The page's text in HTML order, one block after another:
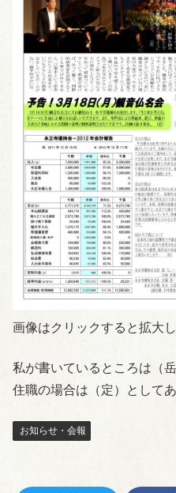
画像はクリックすると拡大し
私が書いているところは（
住職の場合は（定）としてあ
お知らせ・会報